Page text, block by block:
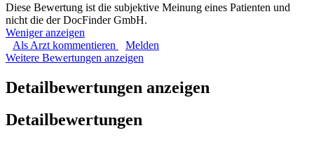
Diese Bewertung ist die subjektive Meinung eines Patienten und
nicht die der DocFinder GmbH.
Weniger anzeigen
Als Arzt kommentieren
Melden
Weitere Bewertungen anzeigen
Detailbewertungen anzeigen
Detailbewertungen